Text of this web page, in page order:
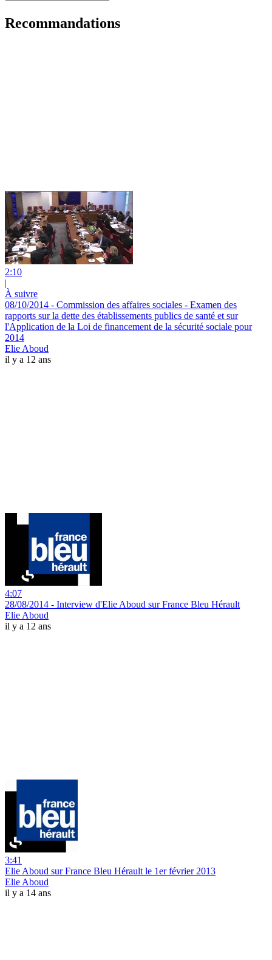
Recommandations
2:10
|
À suivre
08/10/2014 - Commission des affaires sociales - Examen des
rapports sur la dette des établissements publics de santé et sur
l'Application de la Loi de financement de la sécurité sociale pour
2014
Elie Aboud
il y a 12 ans
4:07
28/08/2014 - Interview d'Elie Aboud sur France Bleu Hérault
Elie Aboud
il y a 12 ans
3:41
Elie Aboud sur France Bleu Hérault le 1er février 2013
Elie Aboud
il y a 14 ans